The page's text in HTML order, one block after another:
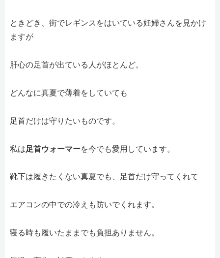
ときどき、街でレギンスをはいている妊婦さんを見かけ
ますが
肝心の足首が出ている人がほとんど。
どんなに真夏で薄着をしていても
足首だけは守りたいものです。
私は足首ウォーマーを今でも愛用しています。
靴下は履きたくない真夏でも、足首だけ守ってくれて
エアコンの中での冷えも防いでくれます。
寝る時も履いたままでも負担ありません。